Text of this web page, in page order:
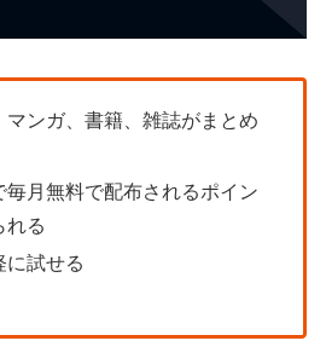
マンガ、書籍、雑誌がまとめ
毎月無料で配布されるポイン
れる
に試せる